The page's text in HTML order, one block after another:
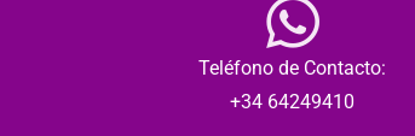
Teléfono de Contacto:
+34 64249410